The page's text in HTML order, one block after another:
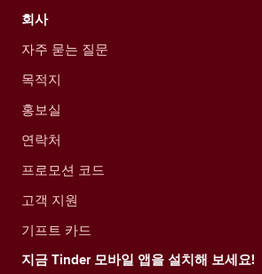
회사
자주 묻는 질문
목적지
홍보실
연락처
프로모션 코드
고객 지원
기프트 카드
지금 Tinder 모바일 앱을 설치해 보세요!